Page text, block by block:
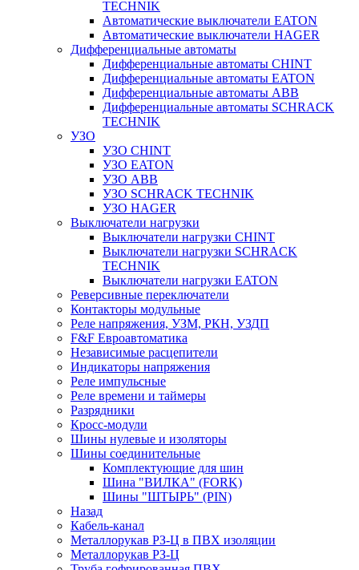
TECHNIK
Автоматические выключатели EATON
Автоматические выключатели HAGER
Дифференциальные автоматы
Дифференциальные автоматы CHINT
Дифференциальные автоматы EATON
Дифференциальные автоматы ABB
Дифференциальные автоматы SCHRACK
TECHNIK
УЗО
УЗО CHINT
УЗО EATON
УЗО ABB
УЗО SCHRACK TECHNIK
УЗО HAGER
Выключатели нагрузки
Выключатели нагрузки CHINT
Выключатели нагрузки SCHRACK
TECHNIK
Выключатели нагрузки EATON
Реверсивные переключатели
Контакторы модульные
Реле напряжения, УЗМ, РКН, УЗДП
F&F Евроавтоматика
Независимые расцепители
Индикаторы напряжения
Реле импульсные
Реле времени и таймеры
Разрядники
Кросс-модули
Шины нулевые и изоляторы
Шины соединительные
Комплектующие для шин
Шина "ВИЛКА" (FORK)
Шины "ШТЫРЬ" (PIN)
Назад
Кабель-канал
Металлорукав РЗ-Ц в ПВХ изоляции
Металлорукав РЗ-Ц